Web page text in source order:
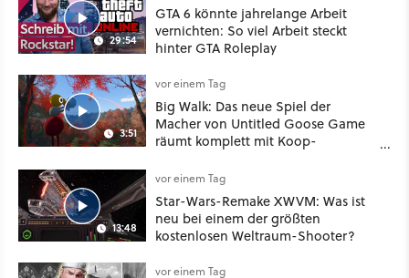
29:54
GTA 6 könnte jahrelange Arbeit
vernichten: So viel Arbeit steckt
hinter GTA Roleplay
3:51
vor einem Tag
Big Walk: Das neue Spiel der
Macher von Untitled Goose Game
räumt komplett mit Koop-
13:48
vor einem Tag
Star-Wars-Remake XWVM: Was ist
neu bei einem der größten
kostenlosen Weltraum-Shooter?
vor einem Tag